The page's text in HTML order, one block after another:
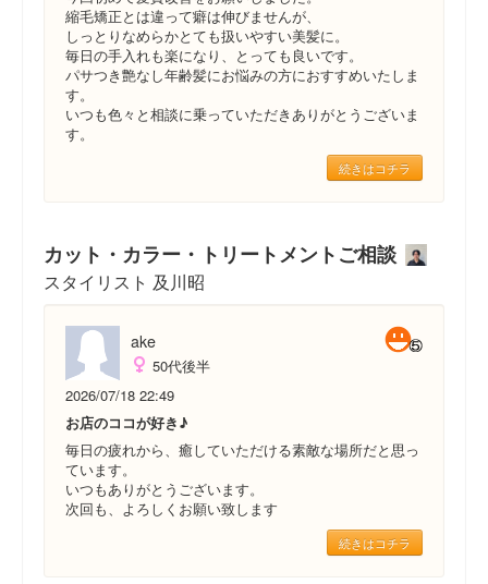
縮毛矯正とは違って癖は伸びませんが、
しっとりなめらかとても扱いやすい美髪に。
毎日の手入れも楽になり、とっても良いです。
パサつき艶なし年齢髪にお悩みの方におすすめいたしま
す。
いつも色々と相談に乗っていただきありがとうございま
す。
続きはコチラ
カット・カラー・トリートメントご相談
スタイリスト 及川昭
ake
50代後半
2026/07/18 22:49
お店のココが好き♪
毎日の疲れから、癒していただける素敵な場所だと思っ
ています。
いつもありがとうございます。
次回も、よろしくお願い致します
続きはコチラ